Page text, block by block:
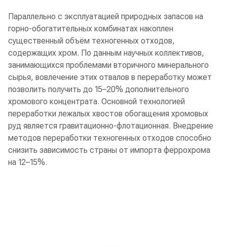
Параллельно с эксплуатацией природных запасов на
горно-обогатительных комбинатах накоплен
существенный объём техногенных отходов,
содержащих хром. По данным научных коллективов,
занимающихся проблемами вторичного минерального
сырья, вовлечение этих отвалов в переработку может
позволить получить до 15–20% дополнительного
хромового концентрата. Основной технологией
переработки лежалых хвостов обогащения хромовых
руд является гравитационно-флотационная. Внедрение
методов переработки техногенных отходов способно
снизить зависимость страны от импорта феррохрома
на 12–15%.